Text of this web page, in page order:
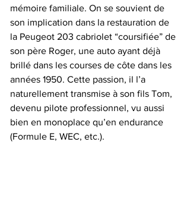
mémoire familiale. On se souvient de
son implication dans la restauration de
la Peugeot 203 cabriolet “coursifiée” de
son père Roger, une auto ayant déjà
brillé dans les courses de côte dans les
années 1950. Cette passion, il l’a
naturellement transmise à son fils Tom,
devenu pilote professionnel, vu aussi
bien en monoplace qu’en endurance
(Formule E, WEC, etc.).